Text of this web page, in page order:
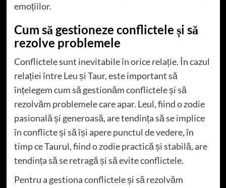
emoțiilor.
Cum să gestioneze conflictele și să
rezolve problemele
Conflictele sunt inevitabile în orice relație. În cazul
relației între Leu și Taur, este important să
înțelegem cum să gestionăm conflictele și să
rezolvăm problemele care apar. Leul, fiind o zodie
pasională și generoasă, are tendința să se implice
în conflicte și să își apere punctul de vedere, în
timp ce Taurul, fiind o zodie practică și stabilă, are
tendința să se retragă și să evite conflictele.
Pentru a gestiona conflictele și să rezolvăm